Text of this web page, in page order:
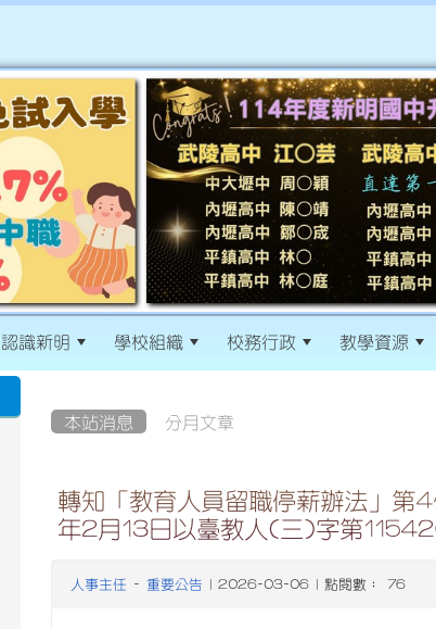
認識新明 學校組織 校務行政 教學資源
本站消息 分月文章
轉知「教育人員留職停薪辦法」第
年2月13日以臺教人(三)字第
人事主任 -重要公告 | 2026-03-06 | 點閱數： 76